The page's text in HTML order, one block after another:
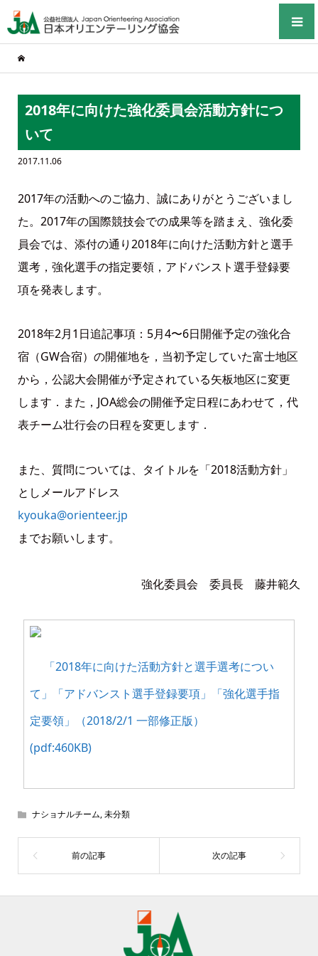
2018年に向けた強化委員会活動方針につ
いて
2017.11.06
2017年の活動へのご協力、誠にありがとうございまし
た。2017年の国際競技会での成果等を踏まえ、強化委
員会では、添付の通り2018年に向けた活動方針と選手
選考，強化選手の指定要領，アドバンスト選手登録要
項を発表します。
2018年2月1日追記事項：5月4〜6日開催予定の強化合
宿（GW合宿）の開催地を，当初予定していた富士地区
から，公認大会開催が予定されている矢板地区に変更
します．また，JOA総会の開催予定日程にあわせて，代
表チーム壮行会の日程を変更します．
また、質問については、タイトルを「2018活動方針」
としメールアドレス
kyouka@orienteer.jp
までお願いします。
強化委員会 委員長 藤井範久
「2018年に向けた活動方針と選手選考につい
て」「アドバンスト選手登録要項」「強化選手指
定要領」（2018/2/1 一部修正版）
(pdf:460KB)
ナショナルチーム,未分類